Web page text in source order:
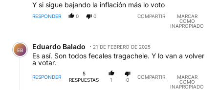
Y si sigue bajando la inflación más lo voto
RESPONDER 0 0 COMPARTIR
MARCAR
COMO
INAPROPIADO
Comentario de Eduardo Balado.
EB Eduardo Balado 21 DE FEBRERO DE 2025
Es así. Son todos fecales tragachele. Y lo van a volver
a votar.
RESPONDER
5
RESPUESTAS
1 0
COMPARTIR
MARCAR
COMO
INAPROPIADO